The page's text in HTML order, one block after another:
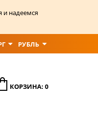
и надеемся
РУБЛЬ
КОРЗИНА: 0